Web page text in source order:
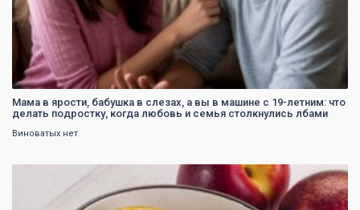
Мама в ярости, бабушка в слезах, а вы в машине с 19-летним: что
делать подростку, когда любовь и семья столкнулись лбами
Виноватых нет